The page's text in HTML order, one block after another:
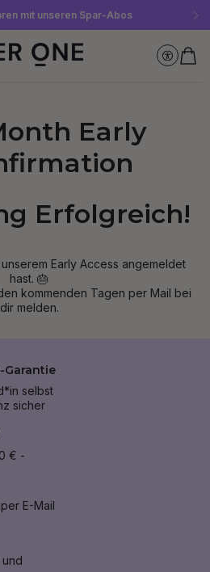
MBW - nur solange der Vorrat reicht!
und 10 €-Gutschein sichern
mit unseren Spar-Abos
Early
Erfolgreich!
Early Access angemeldet
hast. 🎂
kommenden Tagen per Mail bei
dir melden.
Garantie
selbst
sicher
€ -
E-Mail